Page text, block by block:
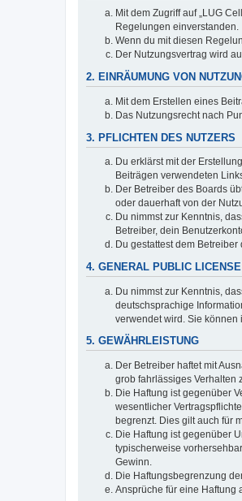
Mit dem Zugriff auf „LUG
Regelungen einverstanden.
Wenn du mit diesen
Der Nutzungsvertrag wird
2. EINRÄUMUNG VON
Mit dem Erstellen eines
Das Nutzungsrecht nach
3. PFLICHTEN DES NUTZERS
Du erklärst mit der
Beiträgen verwendeten
Der Betreiber des Boards
oder dauerhaft von der
Du nimmst zur Kenntnis,
Betreiber, dein
Du gestattest dem
4. GENERAL PUBLIC LICENSE
Du nimmst zur Kenntnis,
deutschsprachige
verwendet wird. Sie können
5. GEWÄHRLEISTUNG
Der Betreiber haftet mit
grob fahrlässiges Verhalten
Die Haftung ist gegenüber
wesentlicher
begrenzt. Dies gilt auch für
Die Haftung ist gegenüber
typischerweise
Gewinn.
Die Haftungsbegrenzung
Ansprüche für eine Haftung